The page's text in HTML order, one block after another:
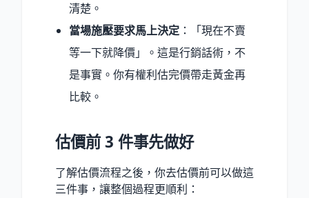
清楚。
當場施壓要求馬上決定 ：「現在不賣
等一下就降價」。這是行銷話術，不
是事實。你有權利估完價帶走黃金再
比較。
估價前 3 件事先做好
了解估價流程之後，你去估價前可以做這
三件事，讓整個過程更順利：